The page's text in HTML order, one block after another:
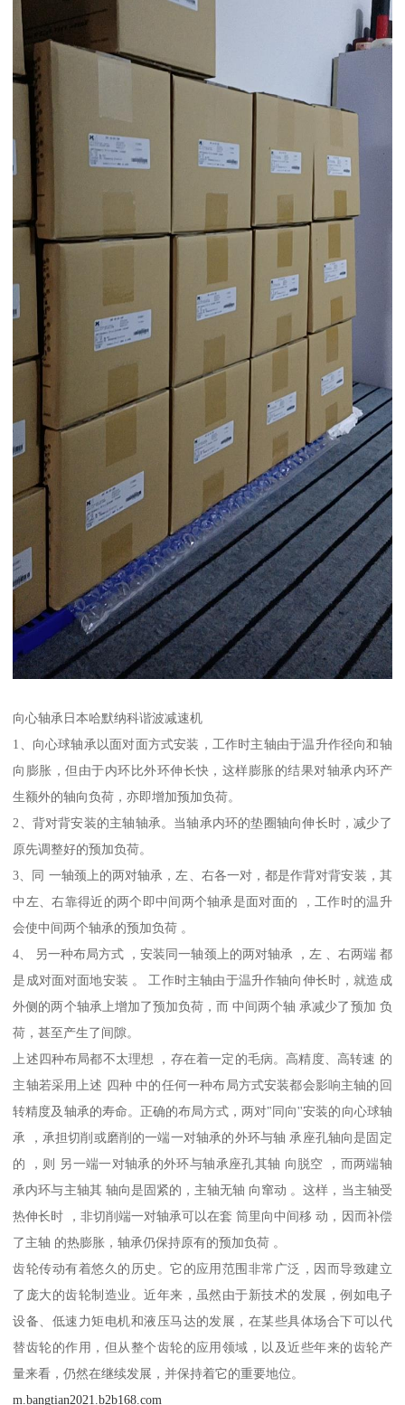
向心轴承日本哈默纳科谐波减速机
1、向心球轴承以面对面方式安装，工作时主轴由于温升作径向和轴
向膨胀，但由于内环比外环伸长快，这样膨胀的结果对轴承内环产
生额外的轴向负荷，亦即增加预加负荷。
2、背对背安装的主轴轴承。当轴承内环的垫圈轴向伸长时，减少了
原先调整好的预加负荷。
3、同 一轴颈上的两对轴承，左、右各一对，都是作背对背安装，其
中左、右靠得近的两个即中间两个轴承是面对面的 ，工作时的温升
会使中间两个轴承的预加负荷 。
4、 另一种布局方式 ，安装同一轴颈上的两对轴承 ，左 、右两端 都
是成对面对面地安装 。 工作时主轴由于温升作轴向伸长时，就造成
外侧的两个轴承上增加了预加负荷，而 中间两个轴 承减少了预加 负
荷，甚至产生了间隙。
上述四种布局都不太理想 ，存在着一定的毛病。高精度、高转速 的
主轴若采用上述 四种 中的任何一种布局方式安装都会影响主轴的回
转精度及轴承的寿命。正确的布局方式，两对"同向''安装的向心球轴
承 ，承担切削或磨削的一端一对轴承的外环与轴 承座孔轴向是固定
的 ，则 另一端一对轴承的外环与轴承座孔其轴 向脱空 ，而两端轴
承内环与主轴其 轴向是固紧的，主轴无轴 向窜动 。这样，当主轴受
热伸长时 ，非切削端一对轴承可以在套 筒里向中间移 动，因而补偿
了主轴 的热膨胀，轴承仍保持原有的预加负荷 。
齿轮传动有着悠久的历史。它的应用范围非常广泛，因而导致建立
了庞大的齿轮制造业。近年来，虽然由于新技术的发展，例如电子
设备、低速力矩电机和液压马达的发展，在某些具体场合下可以代
替齿轮的作用，但从整个齿轮的应用领域，以及近些年来的齿轮产
量来看，仍然在继续发展，并保持着它的重要地位。
m.bangtian2021.b2b168.com